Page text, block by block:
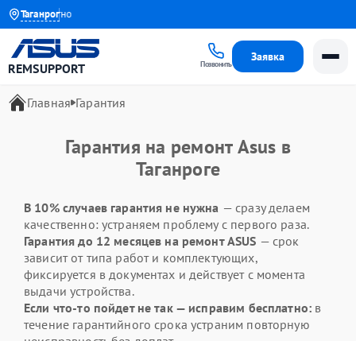
Таганрог
бесплатно
REMSUPPORT Позвонить
Заявка
Главная Гарантия
Гарантия на ремонт Asus в
Таганроге
В 10% случаев гарантия не нужна — сразу делаем
качественно: устраняем проблему с первого раза.
Гарантия до 12 месяцев на ремонт ASUS — срок
зависит от типа работ и комплектующих,
фиксируется в документах и действует с момента
выдачи устройства.
Если что-то пойдет не так — исправим бесплатно: в
течение гарантийного срока устраним повторную